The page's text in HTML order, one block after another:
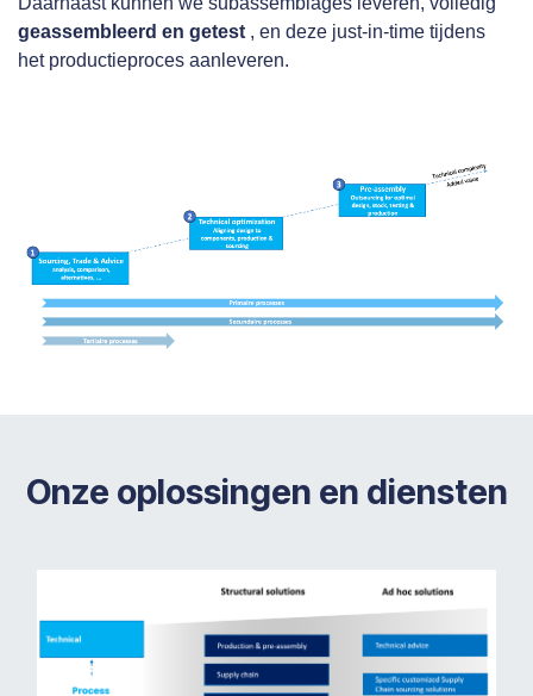
geassembleerd en getest , en deze just-in-time tijdens
het productieproces aanleveren.
Onze oplossingen en diensten